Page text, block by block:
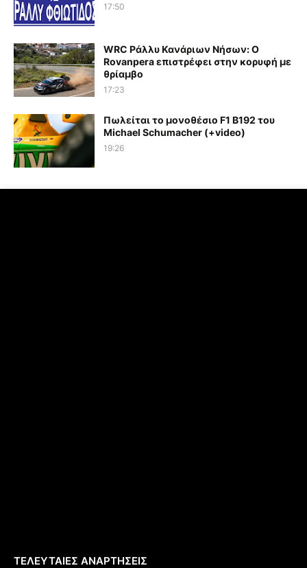
17:50
WRC Ράλλυ Κανάριων Νήσων: O
Rovanpera επιστρέφει στην κορυφή με
θρίαμβο
17:23
Πωλείται το μονοθέσιο F1 B192 του
Michael Schumacher (+video)
19:26
ΤΕΛΕΥΤΑΙΕΣ ΑΝΑΡΤΗΣΕΙΣ